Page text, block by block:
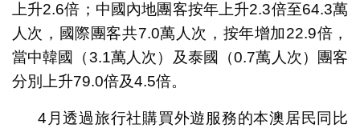
上升2.6倍；中國內地團客按年上升2.3倍至64.3萬
人次，國際團客共7.0萬人次，按年增加22.9倍，
當中韓國（3.1萬人次）及泰國（0.7萬人次）團客
分別上升79.0倍及4.5倍。
4月透過旅行社購買外遊服務的本澳居民同比